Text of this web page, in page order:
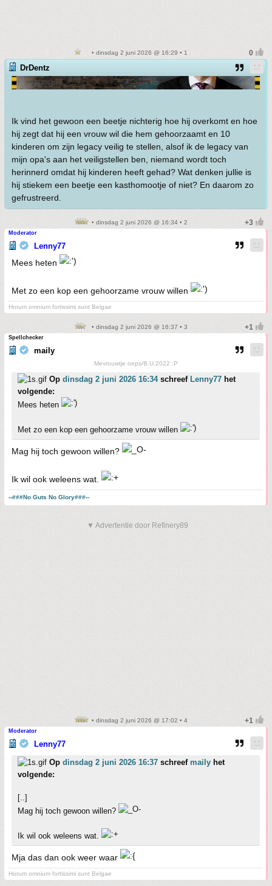
• dinsdag 2 juni 2026 @ 16:29 • 1
DrDentz
Ik vind het gewoon een beetje nichterig hoe hij overkomt en hoe
hij zegt dat hij een vrouw wil die hem gehoorzaamt en 10
kinderen om zijn legacy veilig te stellen, alsof ik de legacy van
mijn opa's aan het veiligstellen ben, niemand wordt toch
herinnerd omdat hij kinderen heeft gehad? Wat denken jullie is
hij stiekem een beetje een kasthomootje of niet? En daarom zo
gefrustreerd.
• dinsdag 2 juni 2026 @ 16:34 • 2
Moderator
Lenny77
Mees heten
Met zo een kop een gehoorzame vrouw willen
Horum omnium fortissimi sunt Belgae
• dinsdag 2 juni 2026 @ 16:37 • 3
Spellchecker
maily
Mevrouwtje oeps/B.U.2022 :P
Op dinsdag 2 juni 2026 16:34schreef Lenny77 het
volgende:
Mees heten
Met zo een kop een gehoorzame vrouw willen
Mag hij toch gewoon willen?
Ik wil ook weleens wat.
--###No Guts No Glory###--
▼ Advertentie door Refinery89
• dinsdag 2 juni 2026 @ 17:02 • 4
Moderator
Lenny77
Op dinsdag 2 juni 2026 16:37 schreef maily het
volgende:
[..]
Mag hij toch gewoon willen?
Ik wil ook weleens wat.
Mja das dan ook weer waar
Horum omnium fortissimi sunt Belgae